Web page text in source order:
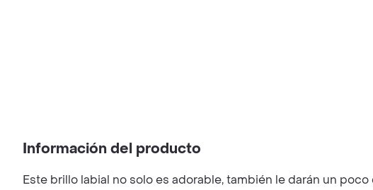
Información del producto
Este brillo labial no solo es adorable, también le darán un